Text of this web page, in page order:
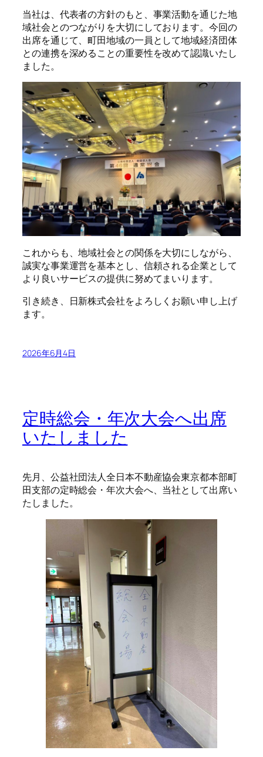
当社は、代表者の方針のもと、事業活動を通じた地
域社会とのつながりを大切にしております。今回の
出席を通じて、町田地域の一員として地域経済団体
との連携を深めることの重要性を改めて認識いたし
ました。
これからも、地域社会との関係を大切にしながら、
誠実な事業運営を基本とし、信頼される企業として
より良いサービスの提供に努めてまいります。
引き続き、日新株式会社をよろしくお願い申し上げ
ます。
2026年6月4日
定時総会・年次大会へ出席
いたしました
先月、公益社団法人全日本不動産協会東京都本部町
田支部の定時総会・年次大会へ、当社として出席い
たしました。